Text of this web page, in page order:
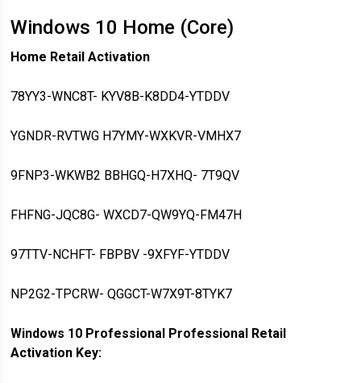
Windows 10 Home (Core)
Home Retail Activation
78YY3-WNC8T- KYV8B-K8DD4-YTDDV
YGNDR-RVTWG H7YMY-WXKVR-VMHX7
9FNP3-WKWB2 BBHGQ-H7XHQ- 7T9QV
FHFNG-JQC8G- WXCD7-QW9YQ-FM47H
97TTV-NCHFT- FBPBV -9XFYF-YTDDV
NP2G2-TPCRW- QGGCT-W7X9T-8TYK7
Windows 10 Professional Professional Retail
Activation Key: